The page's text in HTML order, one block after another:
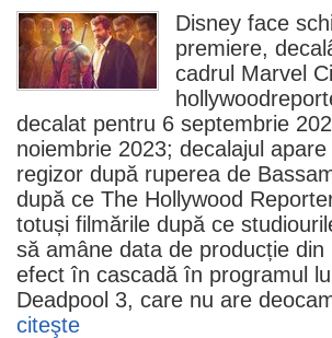
Disney face
premiere,
cadrul Marvel
decalat pentru 6 septembrie
noiembrie 2023; decalajul
regizor după ruperea de
după ce The Hollywood
totuși filmările după ce
să amâne data de producție
efect în cascadă în programul
Deadpool 3, care nu are
citeşte